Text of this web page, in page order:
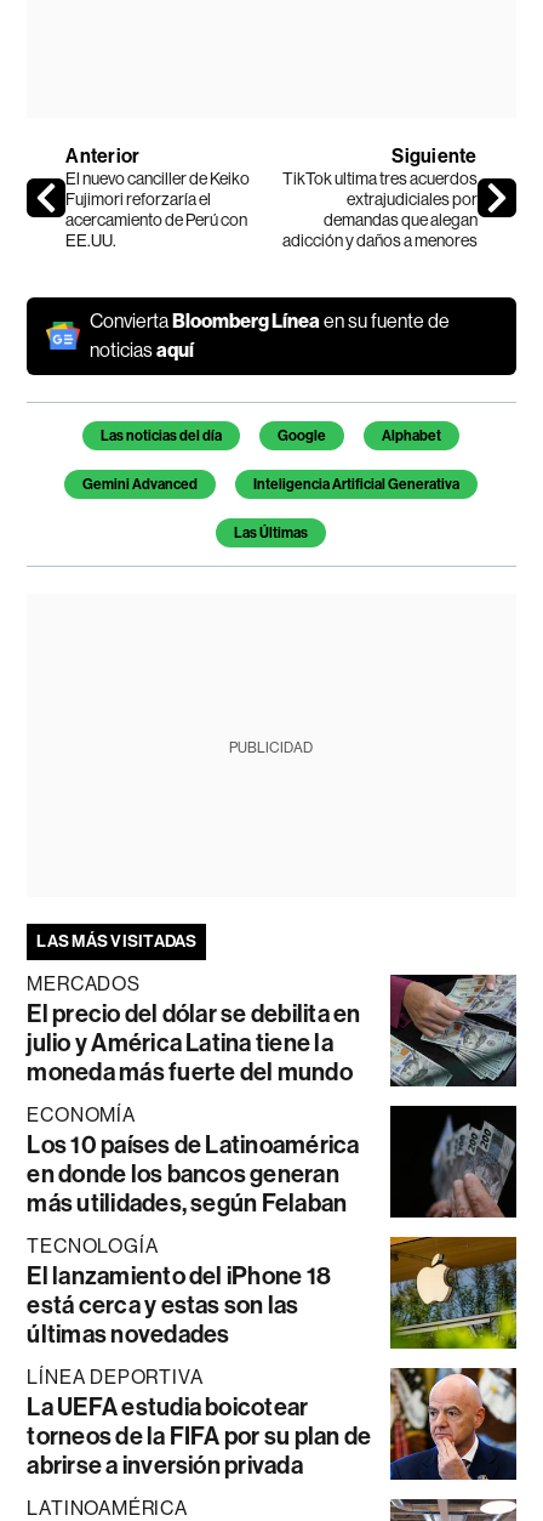
Anterior
El nuevo canciller de Keiko
Fujimori reforzaría el
acercamiento de Perú con
EE.UU.
Siguiente
TikTok ultima tres acuerdos
extrajudiciales por
demandas que alegan
adicción y daños a menores
ConviertaBloomberg Línea en su fuente de
noticiasaquí
Temas de este artículo
Las noticias del día Google Alphabet
Gemini Advanced Inteligencia Artificial Generativa
Las Últimas
PUBLICIDAD
LAS MÁS VISITADAS
MERCADOS
El precio del dólar se debilita en
julio y América Latina tiene la
moneda más fuerte del mundo
ECONOMÍA
Los 10 países de Latinoamérica
en donde los bancos generan
más utilidades, según Felaban
TECNOLOGÍA
El lanzamiento del iPhone 18
está cerca y estas son las
últimas novedades
LÍNEA DEPORTIVA
La UEFA estudia boicotear
torneos de la FIFA por su plan de
abrirse a inversión privada
LATINOAMÉRICA